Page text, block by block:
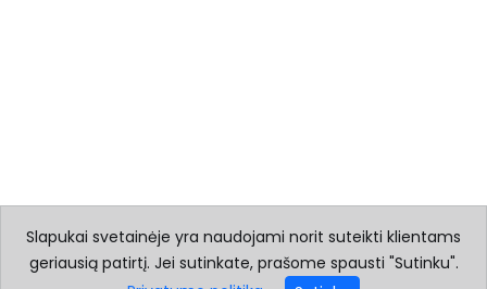
Slapukai svetainėje yra naudojami norit suteikti klientams
geriausią patirtį. Jei sutinkate, prašome spausti "Sutinku".